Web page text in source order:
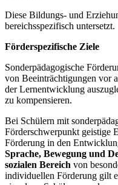
Diese Bildungs- und
bereichsspezifisch untersetzt.
Förderspezifische Ziele
Sonderpädagogische
von Beeinträchtigungen vor
der Lernentwicklung
zu kompensieren.
Bei Schülern mit
Förderschwerpunkt geistige
Förderung in den
Sprache, Bewegung und
sozialen Bereich von
individuellen Förderung gilt